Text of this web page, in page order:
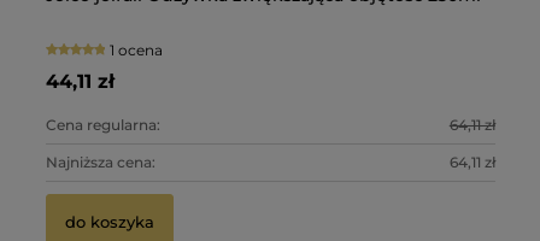
1 ocena
44,11 zł
Cena regularna: 64,11 zł
Najniższa cena: 64,11 zł
do koszyka